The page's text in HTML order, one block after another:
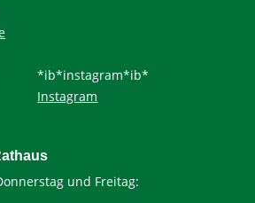
*ib*instagram*ib*
Instagram
und Freitag: